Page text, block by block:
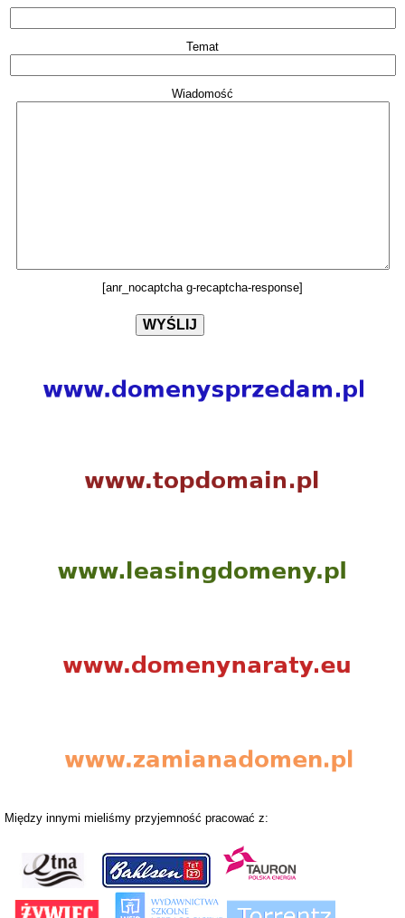
Temat
Wiadomość
[anr_nocaptcha g-recaptcha-response]
Między innymi mieliśmy przyjemność pracować z: